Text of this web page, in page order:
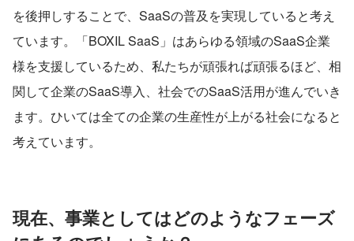
を後押しすることで、SaaSの普及を実現していると考え
ています。「BOXIL SaaS」はあらゆる領域のSaaS企業
様を支援しているため、私たちが頑張れば頑張るほど、相
関して企業のSaaS導入、社会でのSaaS活用が進んでいき
ます。ひいては全ての企業の生産性が上がる社会になると
考えています。
現在、事業としてはどのようなフェーズ